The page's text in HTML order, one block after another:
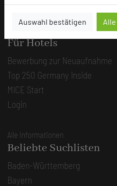
Auswahl bestätigen
Für Hotels
Bewerbung zur Neuaufnahme
Top 250 Germany Inside
MICE Start
Login
Alle Informationen
Beliebte Suchlisten
Baden-Württemberg
Bayern